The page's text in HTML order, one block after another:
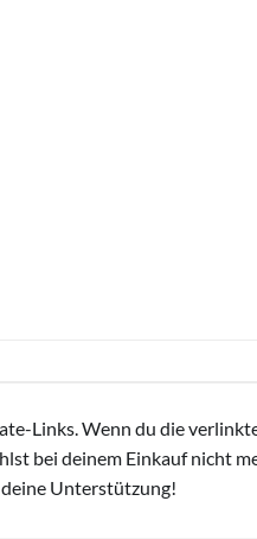
Links. Wenn du die
bei deinem Einkauf nicht
Unterstützung!